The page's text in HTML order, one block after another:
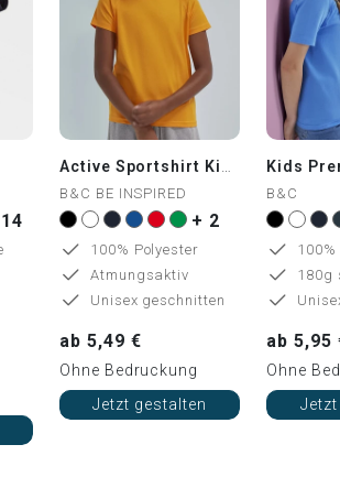
B&C BE INSPIRED
+ 2
100% Polyester
Atmungsaktiv
Unisex geschnitten
ab 5,49 €
Ohne Bedruckung
Jetzt gestalten
Kids
B&C
180g
ab 5,95
Ohne